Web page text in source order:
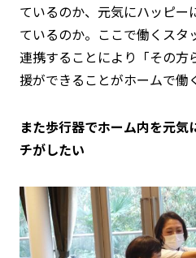
ているのか、元気にハッピ
ているのか。ここで働くスタ
連携することにより「その方
援ができることがホームで働
また歩行器でホーム内を元気
チがしたい